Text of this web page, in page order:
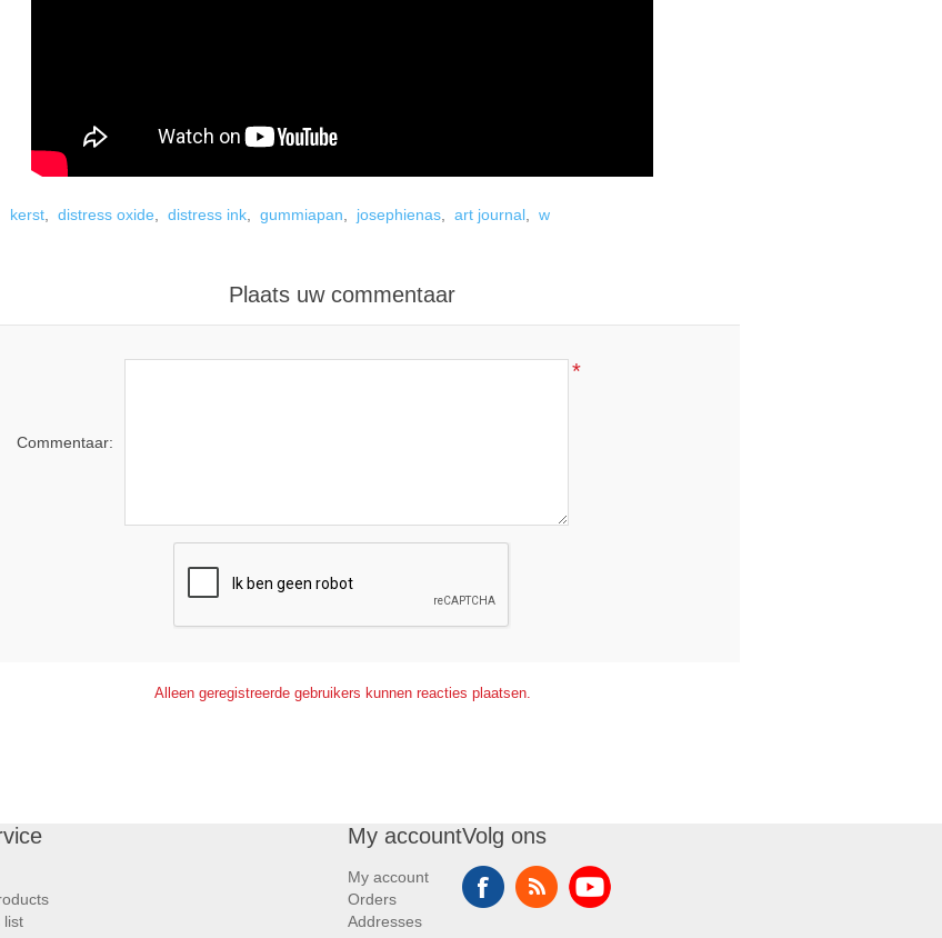
kerst, distress oxide distress ink, gummiapan josephienas, art journal, w
Plaats uw commentaar
Commentaar:
*
Alleen geregistreerde gebruikers kunnen reacties plaatsen.
list
My account
My account
Orders
Addresses
Volg ons